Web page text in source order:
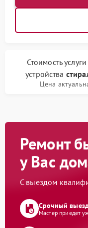
Стоимость
устройства
Цена
Ремонт
у Вас
С выездом
Срочный
Мастер приедет